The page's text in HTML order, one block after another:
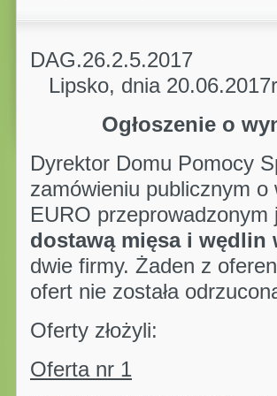
Lipsko, dnia
Ogłoszenie o
Dyrektor Domu Pomocy
zamówieniu publicznym
EURO
dostawą mięsa i wędlin
dwie firmy. Żaden z
ofert nie została
Oferty złożyli:
Oferta nr 1